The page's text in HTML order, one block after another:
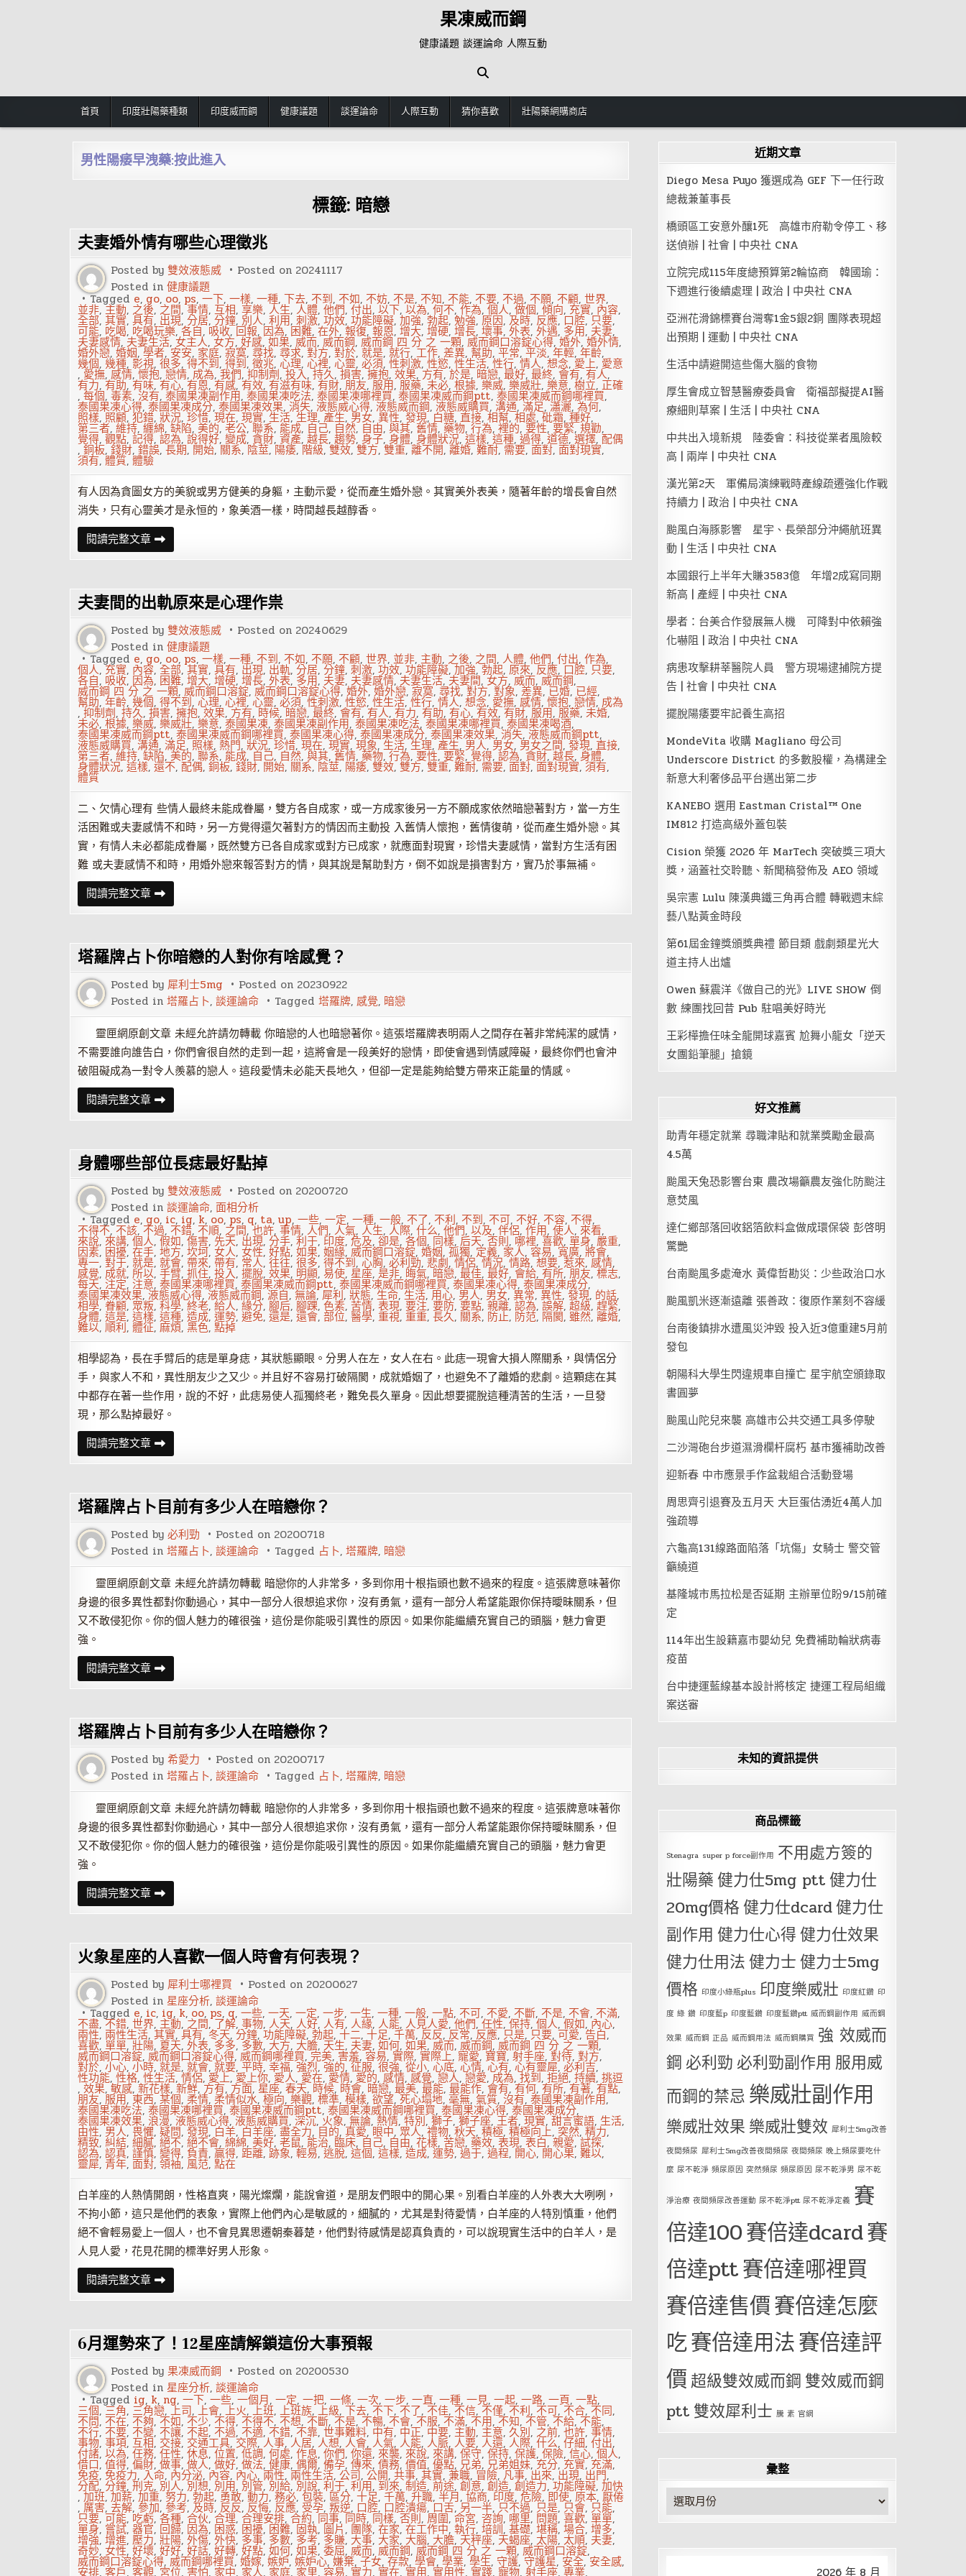
果凍威而鋼
健康議題 談運論命 人際互動
首頁 印度壯陽藥種類 印度威而鋼 健康議題 談運論命 人際互動 猜你喜歡 壯陽藥網購商店
男性陽痿早洩藥:按此進入
標籤: 暗戀
夫妻婚外情有哪些心理徵兆
Posted by 雙效液態威 Posted on 20241117
Posted in 健康議題
Tagged e, go, oo, ps, 一下, 一樣, 一種, 下去, 不到, 不如, 不妨, 不是, 不知, 不能, 不要, 不過, 不願, 不顧, 世界,
並非,主動, 之後, 之間,事情, 互相, 享樂, 人生, 人體, 他們,付出,以下,以為,何不,作為,個人,做個,傾向,充實, 內容,
全部, 其實, 具有, 出現, 分居, 分鐘, 別人, 利用, 刺激, 功效, 功能障礙, 加強,勃起, 勉強,原因, 及時,反應,口腔,只要,
可能, 吃喝, 吃喝玩樂,各自,吸收,回報, 因為,困難,在外,報復,報恩, 增大, 增硬, 增長, 壞事, 外表, 外遇, 多用, 夫妻,
夫妻感情,夫妻生活,女主人,女方,好感,如果,威而,威而鋼,威而鋼 四 分 之 一顆,威而鋼口溶錠心得,婚外,婚外情,
婚外戀,婚姻,學者,安安, 家庭,寂寞,尋找, 尋求,對方,對於,就是,就行,工作, 差異,幫助,平常,平淡,年輕,年齡,
幾個,幾種,影視,很多,得不到, 得到, 徵兆, 心理, 心裡, 心靈, 必須, 性刺激, 性慾, 性生活,性行, 情人,想念, 愛上,愛意
,愛撫,感情,懷抱,戀情,成為,我們,抑制劑,投入,持久,損害,擁抱,效果,方有,於是, 暗戀, 最好,最終, 會有,有人,
有力,有助,有味,有心,有恩,有感,有效,有滋有味,有財,朋友,服用, 服藥,未必,根據,樂威,樂威壯, 樂意,樹立, 正確
,每個,毒素,沒有,泰國果凍副作用,泰國果凍吃法, 泰國果凍哪裡買,泰國果凍威而鋼ptt,泰國果凍威而鋼哪裡買,
泰國果凍心得,泰國果凍成分,泰國果凍效果,消失, 液態威心得,液態威而鋼,液態威購買,溝通,滿足,瀟灑,為何,
照樣,照顧, 犯錯,狀況,珍惜,現在,現實,生活,生理,產生,男女,異性,發現,白糖,直接, 相幫,相處,砒霜,種好,
第三者,維持,纏綿,缺陷, 美的,老公,聯系, 能成, 自己, 自然,自由,與其,舊情,藥物, 行為,裡的,要性,要緊,規勸,
覺得,觀點,記得, 認為,說得好, 變成, 貪財, 資產, 越長, 趨勢, 身子, 身體, 身體狀況,這樣,這種,過得, 道德,選擇, 配偶
,銅板,錢財, 錯誤, 長期,開始,關系,陰莖,陽痿,階級,雙效,雙方,雙重,離不開,離婚,難耐,需要,面對,面對現實,
須有,體質,體驗
有人因為貪圖女方的美貌或男方健美的身軀，主動示愛，從而產生婚外戀。其實美外表美，隨著年齡的增長會自然
消失，只有心靈美才是永恒的，象美酒一樣，時間越長越醇香。
閱讀完整文章夫
妻
婚
有
哪
些
心
理
徵
兆
夫妻間的出軌原來是心理作祟
Posted by 雙效液態威 Posted on 20240629
Posted in 健康議題
Tagged e, go, oo, ps, 一樣, 一種, 不到, 不如, 不願, 不顧, 世界, 並非, 主動, 之後, 之間, 人體, 他們, 付出, 作為,
個人,充實, 內容, 全部,其實, 具有, 出現, 出軌,分居,分鐘,刺激, 功效,功能障礙,加強,勃起, 原來,反應,口腔,只要,
各自, 吸收, 因為, 困難, 增大, 增硬, 增長, 外表, 多用, 夫妻, 夫妻感情,夫妻生活,夫妻間,女方,威而,威而鋼,
威而鋼 四 分 之 一顆,威而鋼口溶錠,威而鋼口溶錠心得,婚外,婚外戀,寂寞,尋找,對方, 對象,差異,已婚,已經,
幫助,年齡,幾個, 得不到,心理, 心裡,心靈,必須,性刺激,性慾,性生活,性行,情人,想念, 愛撫,感情,懷抱,戀情,成為
,抑制劑,持久,損害,擁抱,效果,方有,時候,暗戀,最終,會有,有人, 有力, 有助,有心, 有效,有財,服用,服藥,未婚,
未必,根據,樂威,樂威壯,樂意, 泰國果凍,泰國果凍副作用,泰國果凍吃法,泰國果凍哪裡買,泰國果凍喝酒,
泰國果凍威而鋼ptt,泰國果凍威而鋼哪裡買,泰國果凍心得,泰國果凍成分,泰國果凍效果,消失,液態威而鋼ptt,
液態威購買,溝通, 滿足,照樣,熱門,狀況, 珍惜,現在,現實,現象,生活,生理,產生, 男人,男女, 男女之間,發現, 直接,
第三者,維持,缺陷,美的,聯系,能成,自己,自然,與其,舊情,藥物, 行為, 要性, 要緊,覺得,認為,貪財,越長,身體,
身體狀況, 這樣,還不,配偶,銅板,錢財,開始,關系,陰莖,陽痿,雙效,雙方,雙重,難耐,需要,面對,面對現實,須有,
體質
二、欠情心理有 些情人最終未能成眷屬，雙方各自成家，或一方成家後另一方不願成家依然暗戀著對方，當一方生
活困難或夫妻感情不和時，另一方覺得還欠著對方的情因而主動投 入舊情人懷抱，舊情復萌，從而產生婚外戀。其
實，有情人未必都能成眷屬，既然雙方已各自成家或對方已成家，就應面對現實，珍惜夫妻感情，當對方生活有困
難 或夫妻感情不和時，用婚外戀來報答對方的情，與其說是幫助對方，倒不如說是損害對方，實乃於事無補。
閱讀完整文章夫
妻
間
軌
原
來
是
心
理
祟
塔羅牌占卜你暗戀的人對你有啥感覺？
Posted by 犀利士5mg Posted on 20230922
Posted in 塔羅占卜, 談運論命 Tagged 塔羅牌, 感覺, 暗戀
靈匣網原創文章 未經允許請勿轉載 你暗戀的人也暗戀著你。這張塔羅牌表明兩人之間存在著非常純潔的感情，
不需要誰向誰告白，你們會很自然的走到一起，這將會是一段美好的戀情，即使會遇到情感障礙，最終你們也會沖
破阻礙成為一對令人羨慕的戀人。這段愛情未必能天長地久，但卻一定是能夠給雙方帶來正能量的情感。
閱讀完整文章塔
羅
牌
你
暗
戀
的
人
對
你
有
啥
感
覺？
身體哪些部位長痣最好點掉
Posted by 雙效液態威 Posted on 20200720
Posted in 談運論命, 面相分析
Tagged e, go, ic, ig, k, oo, ps, q, ta, up, 一些, 一定, 一種, 一般, 不了, 不利, 不到, 不可, 不好, 不容, 不得,
不得不,不該,不過, 不錯, 不順,之間,也許, 事情, 人們, 人氣, 人生, 人際, 什么, 他們, 以及, 伴侶, 作用, 使人, 來看,
來說,來講,個人,假如,傷害,先天, 出現, 分手,利于,印度,危及, 卻是, 各個, 同樣,后天,否則,哪裡,喜歡, 單身,嚴重,
因素, 困擾, 在手, 地方, 坎坷, 女人, 女性, 好點, 如果, 姻緣, 威而鋼口溶錠,婚姻,孤獨,定義,家人,容易, 寬廣,將會,
專一, 對于, 就是, 就會, 帶來, 帶有, 常人, 往往, 很多, 得不到,心胸, 必利勁,悲劇,情侶,情況,情路,想要,惹來,感情,
感覺, 成就, 所以, 手臂, 抓住, 投入, 擺脫, 效果, 明顯, 易使, 星座,是非,晦氣,暗戀,最佳,最好,會給, 有所,朋友,標志,
每天, 注定, 注意, 泰國果凍哪裡買, 泰國果凍威而鋼ptt,泰國果凍威而鋼哪裡買,泰國果凍心得,泰國果凍成分,
泰國果凍效果,液態威心得,液態威而鋼, 源自,無論,犀利,狀態,生命,生活,用心,男人, 男女, 異常, 異性,發現, 的話,
相學,眷顧,眾叛,科學,終老,給人,緣分,腳后,腳踝,色素,苦情, 表現, 要注,要防,要點,親離,認為,誤解, 超級,趕緊,
身體, 這是, 這樣, 這種, 造成, 運勢, 避免, 還是, 還會, 部位, 醫學, 重視, 重重, 長久, 關系, 防止, 防范, 隔閡, 雖然, 離婚,
難以, 順利, 體征, 麻煩, 黑色, 點掉
相學認為，長在手臂后的痣是單身痣，其狀態顯眼。分男人在左，女人在右。此痣一現會大損人際關系，與情侶分
手，與家人不和，異性朋友少之又少。并且好不容易打破隔閡，成就婚姻了，也避免不了離婚的悲劇。這顆痣在其
中都存在著一些作用，說的不好，此痣易使人孤獨終老，難免長久單身。因此想要擺脫這種清苦的生活，一旦發
現，那么點掉最好。
閱讀完整文章身
體
哪
位
長
痣
最
好
點
塔羅牌占卜目前有多少人在暗戀你？
Posted by 必利勁 Posted on 20200718
Posted in 塔羅占卜, 談運論命 Tagged 占卜, 塔羅牌, 暗戀
靈匣網原創文章 未經允許請勿轉載 暗戀你的人非常多，多到你用十根指頭也數不過來的程度。這張牌意味著你
身邊的很多異性都對你動過心，其中一部分人很想追求你，沒有勇氣，還有一部分人希望能跟你保持曖昧關系，但
又不敢侵犯你。你的個人魅力的確很強，這份是你能吸引異性的原因。如果你能繼續充實自己的頭腦，魅力會更
強。
閱讀完整文章塔
羅
牌
目
前
有
多
少
人
暗
戀
你？
塔羅牌占卜目前有多少人在暗戀你？
Posted by 希愛力 Posted on 20200717
Posted in 塔羅占卜, 談運論命 Tagged 占卜, 塔羅牌, 暗戀
靈匣網原創文章 未經允許請勿轉載 暗戀你的人非常多，多到你用十根指頭也數不過來的程度。這張牌意味著你
身邊的很多異性都對你動過心，其中一部分人很想追求你，沒有勇氣，還有一部分人希望能跟你保持曖昧關系，但
又不敢侵犯你。你的個人魅力的確很強，這份是你能吸引異性的原因。如果你能繼續充實自己的頭腦，魅力會更
強。
閱讀完整文章塔
羅
牌
目
前
有
多
少
人
在
暗
戀
你？
火象星座的人喜歡一個人時會有何表現？
Posted by 犀利士哪裡買 Posted on 20200627
Posted in 星座分析, 談運論命
Tagged e, ic, ig, k, oo, ps, q, 一些, 一天, 一定, 一步, 一生, 一種, 一般, 一點, 不可, 不愛, 不斷, 不是, 不會, 不滿,
不盡,不錯, 世界,主動,之間,了解, 事物, 人天, 人好, 人有, 人緣, 人能, 人見人愛,他們,任性,保持,個人,假如,內心,
兩性, 兩性生活,其實,具有,冬天,分鐘,功能障礙, 勃起,十二, 十足,千萬,反反,反常,反應, 只是,只要, 可愛, 告白,
喜歡, 單單, 壯陽, 夏天, 外表, 多多,多數,大方, 大膽,天生, 夫妻,如何, 如果,威而,威而鋼,威而鋼 四 分 之 一顆,
威而鋼口溶錠,威而鋼口溶錠心得,威而鋼哪裡買,完美, 害羞,容易,實際,實際上,寵愛,寶寶,射手座,對待, 對方,
對於,小心,小時,就是, 就會,就要,平時,幸福,強烈,強的,征服,很強,從小,心底,心情,心有, 心有靈犀,必利吉,
性功能, 性格, 性生活, 情侶,愛上,愛上你,愛人,愛在,愛情,愛的,感情,感覺,戀人,戀愛,成為,找到, 拒絕,持續, 挑逗
,效果,敏感,新花樣,新鮮,方有,方面, 星座,春天,時候,時會,暗戀,最美,最能,最能作,會有,有何,有所,有著,有點,
朋友, 服用,東西,某個,柔情,柔情似水, 極向,樂觀, 標準, 模樣,欲望,死心塌地, 毫無,氣質,沒有,泰國果凍副作用,
泰國果凍吃法,泰國果凍哪裡買,泰國果凍威而鋼ptt,泰國果凍威而鋼哪裡買, 泰國果凍心得, 泰國果凍成分,
泰國果凍效果, 浪漫,液態威心得,液態威購買,深沉, 火象,無論,熱情,特別, 獅子, 獅子座, 王者,現實,甜言蜜語, 生活,
由性,男人,畏懼,疑問,發現,白羊,白羊座,盡全力,目的,真愛,眼中,眾人,禮物,秋天,積極, 積極向上,突然,精力,
精致, 糾結, 細膩, 絕不, 絕不會,綿綿,美好, 老鼠, 能治, 臨床,自己,自由, 花樣,苦戀, 藥效,表現,表白,親愛,試探,
認為, 認真, 謹慎, 變得, 負責,贏得, 距離,跡象,輕易,逃脫, 這個, 這樣, 造成,運勢,過于,過程,開心, 開心果, 難以,
靈犀, 青年, 面對, 領袖, 風范, 點在
白羊座的人熱情開朗，性格直爽，陽光燦爛，能說會道，是朋友們眼中的開心果。別看白羊座的人外表大大咧咧，
不拘小節，這只是他們的表象，實際上他們內心是敏感的，細膩的，尤其是對待愛情，白羊座的人特別慎重，他們
絕不會輕易愛上一個人，也不會見異思遷朝秦暮楚，他們對待感情是認真負責的，可以說現實生活中的白羊人，是
人見人愛，花見花開的標準好男人形象。
閱讀完整文章火
象
星
人
喜
歡
一
個
人
時
會
有
何
表
現？
6月運勢來了！12星座請解鎖這份大事預報
Posted by 果凍威而鋼 Posted on 20200530
Posted in 星座分析, 談運論命
Tagged ig, k, ng, 一下, 一些, 一個月, 一定, 一把, 一條, 一次, 一步, 一直, 一種, 一見, 一起, 一路, 一頁, 一點,
三個,三角, 三角戀, 上司, 上會, 上火,上班, 上班族,上級,下去,不下,不了, 不佳,不信,不僅,不利, 不可,不合,不同,
不問, 不在, 不夠,不如, 不少,不得, 不得不, 不想,不斷,不是, 不暢,不會,不服,不滿,不用,不知,不管, 不給,不能,
不行, 不要, 不變, 不讓, 不起, 不過, 不適,不錯, 不靠, 世事難料, 中有, 中正, 中要, 主動, 主意, 久別, 之前, 也許, 事情,
事物, 事項, 互相, 交接, 交通工具,交際,人事,人居, 人想, 人會, 人氣, 人能, 人脈, 人要, 人還, 人際, 什么, 仔細, 付出,
付諸, 以為, 任務, 任性, 休息, 位置, 低調, 何處, 作息, 你們, 你還, 來襲, 來說, 來講, 保守, 保持, 保護,保險,信心,個人,
借口, 值得, 偏財, 做事, 做人, 做好, 做法, 健康, 偶爾, 備孕, 傳來, 債務, 價值, 優點, 兄弟, 兄弟姐妹,充分,充實,充滿,
免疫, 免疫力,入命,內分泌, 內容,內心,兩性, 兩性生活,公司,公開,共事,其實,兼職, 冒險, 凡事,出來,出現,出門,
分配, 分鐘, 刑克, 別人,別想, 別用, 別管,別給,別說, 利于,利用,到來,制造,前途,創意,創造, 創造力,功能障礙, 加快
,加班,加薪,加重,努力,勃起,勇敢,動力,務必,包裝,區分,十足, 千萬,升職,半月,協商,印度,危險,即使,原本,厭倦
, 厲害, 去解, 參加, 參考, 及時, 反反, 反悔, 反應, 受孕, 叛逆, 口腔, 口腔潰瘍,口舌,另一半, 只不過,只是,只會, 只能,
只要,可能,吃虧,各種,合伙,合理,合理安排,合約,同事,同時,同樣,否則,周圍,命宮, 咨詢,哪里, 問題, 喜歡, 單單,
單身, 嘗試, 器官, 回歸, 因為, 困惑, 困擾,困難, 固執, 圖片, 團隊, 在家,在工作中, 執行, 培訓, 基礎, 堪稱, 場合, 增多,
增強, 增進, 壓力, 壯陽, 外傷, 外快, 多事, 多數, 多考, 多賺, 大事, 大家, 大腦,大膽,天秤座,天蝎座, 太陽, 太順, 夫妻,
奇妙, 女性, 好壞, 好好, 好話, 好轉, 好點, 如何, 如果, 委屈, 威而, 威而鋼,威而鋼 四 分 之 一顆,威而鋼口溶錠,
威而鋼口溶錠心得,威而鋼哪裡買,婚嫁,嫉妒,嫉妒心,嫌棄,子女,存款,學會,學業,學生, 守護,守護星, 安全,安全感,
安排,客戶,客觀, 宮位,害怕, 家中,家人,家庭,家里,容易,實力, 實在,實用, 實用性, 實踐, 寵物, 射手座,專業,
近期文章
Diego Mesa Puyo 獲選成為 GEF 下一任行政
總裁兼董事長
橋頭區工安意外釀1死 高雄市府勒令停工、移
送偵辦 | 社會 | 中央社 CNA
立院完成115年度總預算第2輪協商 韓國瑜：
下週進行後續處理 | 政治 | 中央社 CNA
亞洲花滑錦標賽台灣奪1金5銀2銅 團隊表現超
出預期 | 運動 | 中央社 CNA
生活中請避開這些傷大腦的食物
厚生會成立智慧醫療委員會 衛福部擬提AI醫
療細則草案 | 生活 | 中央社 CNA
中共出入境新規 陸委會：科技從業者風險較
高 | 兩岸 | 中央社 CNA
漢光第2天 軍備局演練戰時產線疏遷強化作戰
持續力 | 政治 | 中央社 CNA
颱風白海豚影響 星宇、長榮部分沖繩航班異
動 | 生活 | 中央社 CNA
本國銀行上半年大賺3583億 年增2成寫同期
新高 | 產經 | 中央社 CNA
學者：台美合作發展無人機 可降對中依賴強
化嚇阻 | 政治 | 中央社 CNA
病患攻擊耕莘醫院人員 警方現場逮捕院方提
告 | 社會 | 中央社 CNA
擺脫陽痿要牢記養生高招
MondeVita 收購 Magliano 母公司
Underscore District 的多數股權，為構建全
新意大利奢侈品平台邁出第二步
KANEBO 選用 Eastman Cristal™ One
IM812 打造高級外蓋包裝
Cision 榮獲 2026 年 MarTech 突破獎三項大
獎，涵蓋社交聆聽、新聞稿發佈及 AEO 領域
吳宗憲 Lulu 陳漢典鐵三角再合體 轉戰週末綜
藝八點黃金時段
第61屆金鐘獎頒獎典禮 節目類 戲劇類星光大
道主持人出爐
Owen 蘇震洋《做自己的光》LIVE SHOW 倒
數 練團找回昔 Pub 駐唱美好時光
王彩樺擔任味全龍開球嘉賓 尬舞小龍女「逆天
女團鉛筆腿」搶鏡
好文推薦
助青年穩定就業 尋職津貼和就業獎勵金最高
4.5萬
颱風天兔恐影響台東 農改場籲農友強化防颱注
意焚風
達仁鄉部落回收鋁箔飲料盒做成環保袋 彭啓明
驚艷
台南颱風多處淹水 黃偉哲勘災：少些政治口水
颱風凱米逐漸遠離 張善政：復原作業刻不容緩
台南後鎮排水遭風災沖毀 投入近3億重建5月前
發包
朝陽科大學生閃違規車自撞亡 星宇航空頒錄取
書圓夢
颱風山陀兒來襲 高雄市公共交通工具多停駛
二沙灣砲台步道濕滑欄杆腐朽 基市獲補助改善
迎新春 中市應景手作盆栽組合活動登場
周思齊引退賽及五月天 大巨蛋估湧近4萬人加
強疏導
六龜高131線路面陷落「坑傷」女騎士 警交管
籲繞道
基隆城市馬拉松是否延期 主辦單位盼9/15前確
定
114年出生設籍嘉市嬰幼兒 免費補助輪狀病毒
疫苗
台中捷運藍線基本設計將核定 捷運工程局組織
案送審
未知的資訊提供
商品標籤
Stenagra super p force副作用 不用處方簽的
壯陽藥健力仕5mg ptt健力仕
20mg價格健力仕dcard健力仕
副作用 健力仕心得健力仕效果
健力仕用法健力士健力士5mg
價格 印度小綠瓶plus 印度樂威壯 印度紅鑽 印
度 綠 鑽 印度藍p 印度藍鑽 印度藍鑽ptt 威而鋼副作用 威而鋼
效果 威而鋼 正品 威而鋼用法 威而鋼購買 強 效威而
鋼 必利勁 必利勁副作用 服用威
而鋼的禁忌 樂威壯副作用
樂威壯效果 樂威壯雙效 犀利士5mg改善
夜間頻尿 犀利士5mg改善夜間頻尿 夜間頻尿 晚上頻尿要吃什
麼 尿不乾淨 頻尿原因 突然頻尿 頻尿原因 尿不乾淨男 尿不乾
淨治療 夜間頻尿改善運動 尿不乾淨ptt 尿不乾淨定義 賽
倍達100賽倍達dcard賽
倍達ptt賽倍達哪裡買
賽倍達售價賽倍達怎麼
吃賽倍達用法賽倍達評
價超級雙效威而鋼 雙效威而鋼
ptt 雙效犀利士 騰 素 官網
彙整
彙
整
2026 年 8 月